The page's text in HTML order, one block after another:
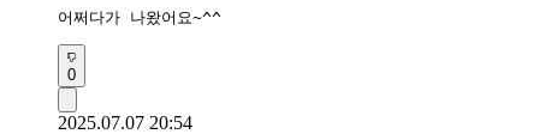
어쩌다가 나왔어요~^^
0
2025.07.07 20:54